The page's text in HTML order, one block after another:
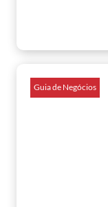
Guia de Negócios